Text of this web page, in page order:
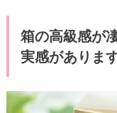
箱の高級感が
実感がありま